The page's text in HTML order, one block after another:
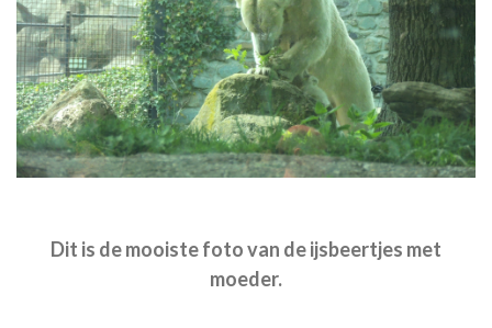
Dit is de mooiste foto van de ijsbeertjes met
moeder.